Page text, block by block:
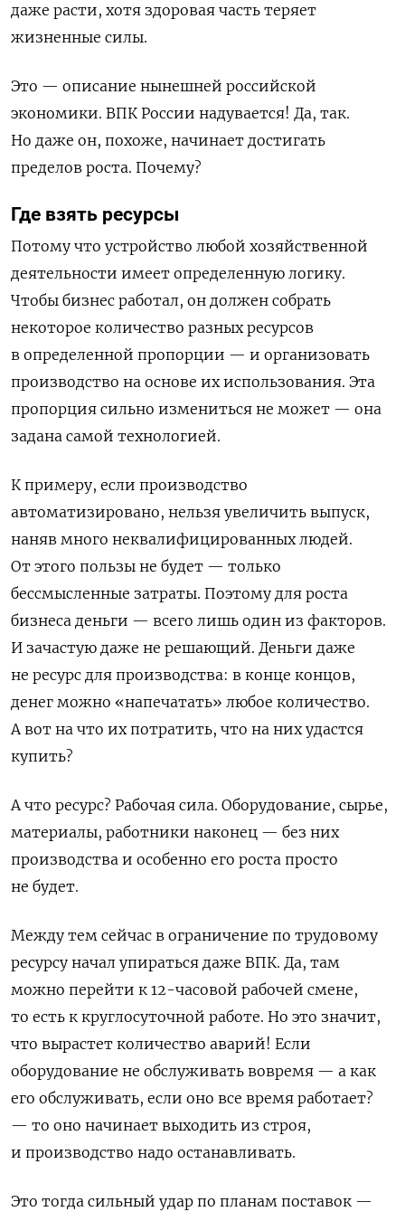
даже расти, хотя здоровая часть теряет
жизненные силы.
Это — описание нынешней российской
экономики. ВПК России надувается! Да, так.
Но даже он, похоже, начинает достигать
пределов роста. Почему?
Где взять ресурсы
Потому что устройство любой хозяйственной
деятельности имеет определенную логику.
Чтобы бизнес работал, он должен собрать
некоторое количество разных ресурсов
в определенной пропорции — и организовать
производство на основе их использования. Эта
пропорция сильно измениться не может — она
задана самой технологией.
К примеру, если производство
автоматизировано, нельзя увеличить выпуск,
наняв много неквалифицированных людей.
От этого пользы не будет — только
бессмысленные затраты. Поэтому для роста
бизнеса деньги — всего лишь один из факторов.
И зачастую даже не решающий. Деньги даже
не ресурс для производства: в конце концов,
денег можно «напечатать» любое количество.
А вот на что их потратить, что на них удастся
купить?
А что ресурс? Рабочая сила. Оборудование, сырье,
материалы, работники наконец — без них
производства и особенно его роста просто
не будет.
Между тем сейчас в ограничение по трудовому
ресурсу начал упираться даже ВПК. Да, там
можно перейти к 12-часовой рабочей смене,
то есть к круглосуточной работе. Но это значит,
что вырастет количество аварий! Если
оборудование не обслуживать вовремя — а как
его обслуживать, если оно все время работает?
— то оно начинает выходить из строя,
и производство надо останавливать.
Это тогда сильный удар по планам поставок —